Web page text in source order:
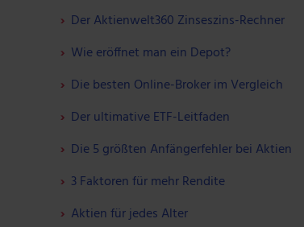
Der Aktienwelt360 Zinseszins-Rechner
Wie eröffnet man ein Depot?
Die besten Online-Broker im Vergleich
Der ultimative ETF-Leitfaden
Die 5 größten Anfängerfehler bei Aktien
3 Faktoren für mehr Rendite
Aktien für jedes Alter